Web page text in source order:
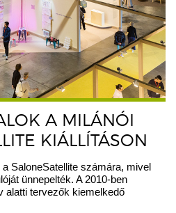
A MILÁNÓI
KIÁLLÍTÁSON
SaloneSatellite számára, mivel
ünnepelték. A 2010-ben
alatti tervezők kiemelkedő